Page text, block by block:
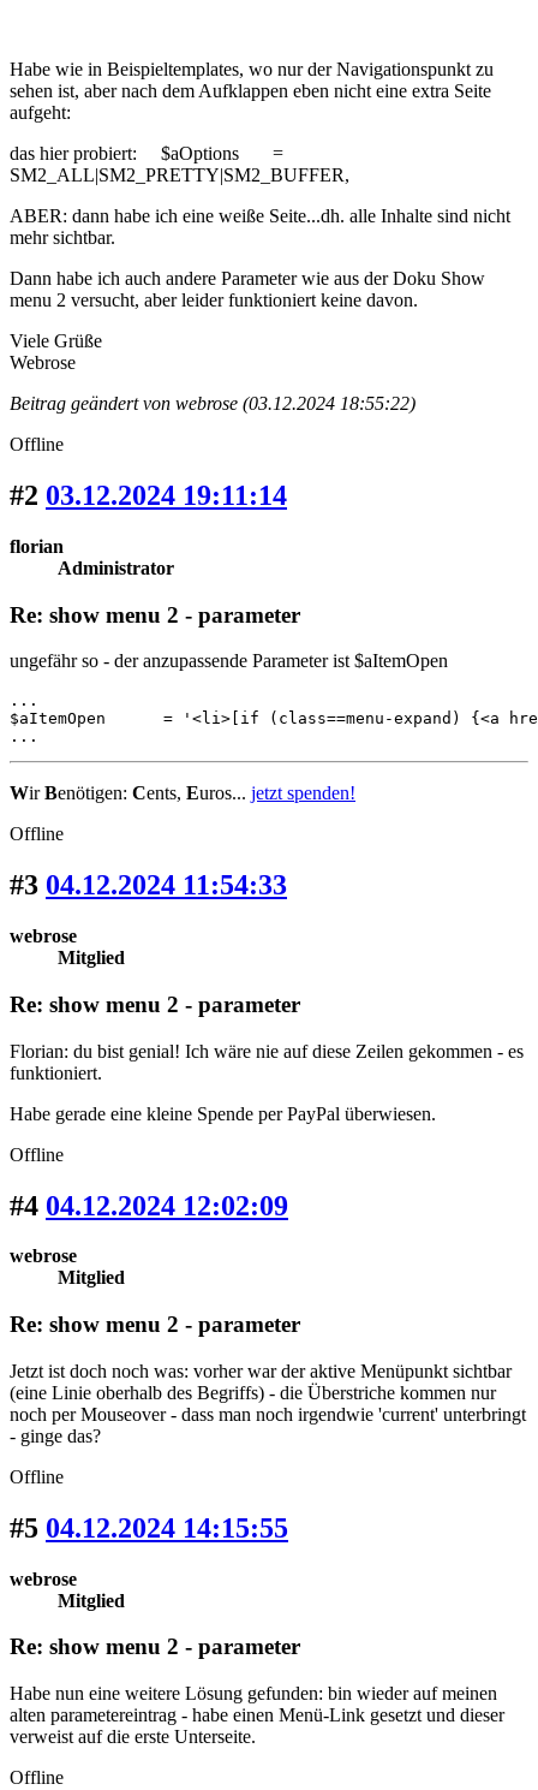
Habe wie in Beispieltemplates, wo nur der Navigationspunkt zu
sehen ist, aber nach dem Aufklappen eben nicht eine extra Seite
aufgeht:
das hier probiert: $aOptions =
SM2_ALL|SM2_PRETTY|SM2_BUFFER,
ABER: dann habe ich eine weiße Seite...dh. alle Inhalte sind nicht
mehr sichtbar.
Dann habe ich auch andere Parameter wie aus der Doku Show
menu 2 versucht, aber leider funktioniert keine davon.
Viele Grüße
Webrose
Beitrag geändert von webrose (03.12.2024 18:55:22)
Offline
#2 03.12.2024 19:11:14
florian
Administrator
Re: show menu 2 - parameter
ungefähr so - der anzupassende Parameter ist $aItemOpen
...
$aItemOpen      = '<li>[if (class==menu-expand)
...
WirBenötigen: Cents, Euros... jetzt spenden!
Offline
#3 04.12.2024 11:54:33
webrose
Mitglied
Re: show menu 2 - parameter
Florian: du bist genial! Ich wäre nie auf diese Zeilen gekommen - es
funktioniert.
Habe gerade eine kleine Spende per PayPal überwiesen.
Offline
#4 04.12.2024 12:02:09
webrose
Mitglied
Re: show menu 2 - parameter
Jetzt ist doch noch was: vorher war der aktive Menüpunkt sichtbar
(eine Linie oberhalb des Begriffs) - die Überstriche kommen nur
noch per Mouseover - dass man noch irgendwie 'current' unterbringt
- ginge das?
Offline
#5 04.12.2024 14:15:55
webrose
Mitglied
Re: show menu 2 - parameter
Habe nun eine weitere Lösung gefunden: bin wieder auf meinen
alten parametereintrag - habe einen Menü-Link gesetzt und dieser
verweist auf die erste Unterseite.
Offline